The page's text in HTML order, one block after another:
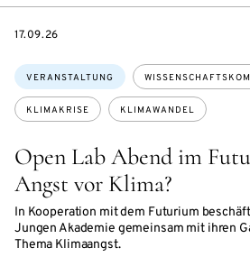
Open Lab Abend im
Angst vor Klima?
In Kooperation mit dem Futurium
Jungen Akademie gemeinsam mit ihren
Thema Klimaangst.
Themen:
VERANSTALTUNG
KLIMAKRISE KLIMAWANDEL
EVENTBEGINSON
17.09.26